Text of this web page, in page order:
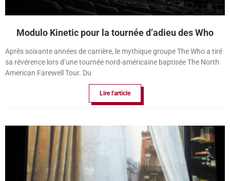
Modulo Kinetic pour la tournée d’adieu des Who
Après soixante années de carrière, le mythique groupe The Who a tiré
sa révérence lors d’une tournée nord-américaine baptisée The North
American Farewell Tour. Du
Lire l'article